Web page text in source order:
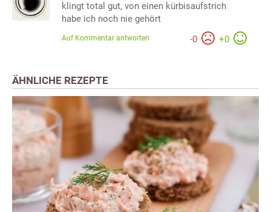
klingt total gut, von einen kürbisaufstrich
habe ich noch nie gehört
-0 +0
Auf Kommentar antworten
ÄHNLICHE REZEPTE